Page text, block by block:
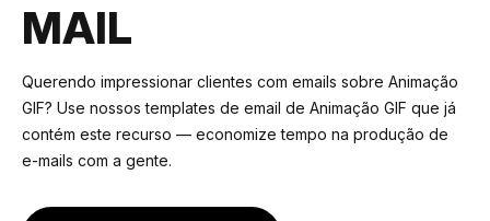
MAIL
Querendo impressionar clientes com emails sobre Animação
GIF? Use nossos templates de email de Animação GIF que já
contém este recurso — economize tempo na produção de
e-mails com a gente.